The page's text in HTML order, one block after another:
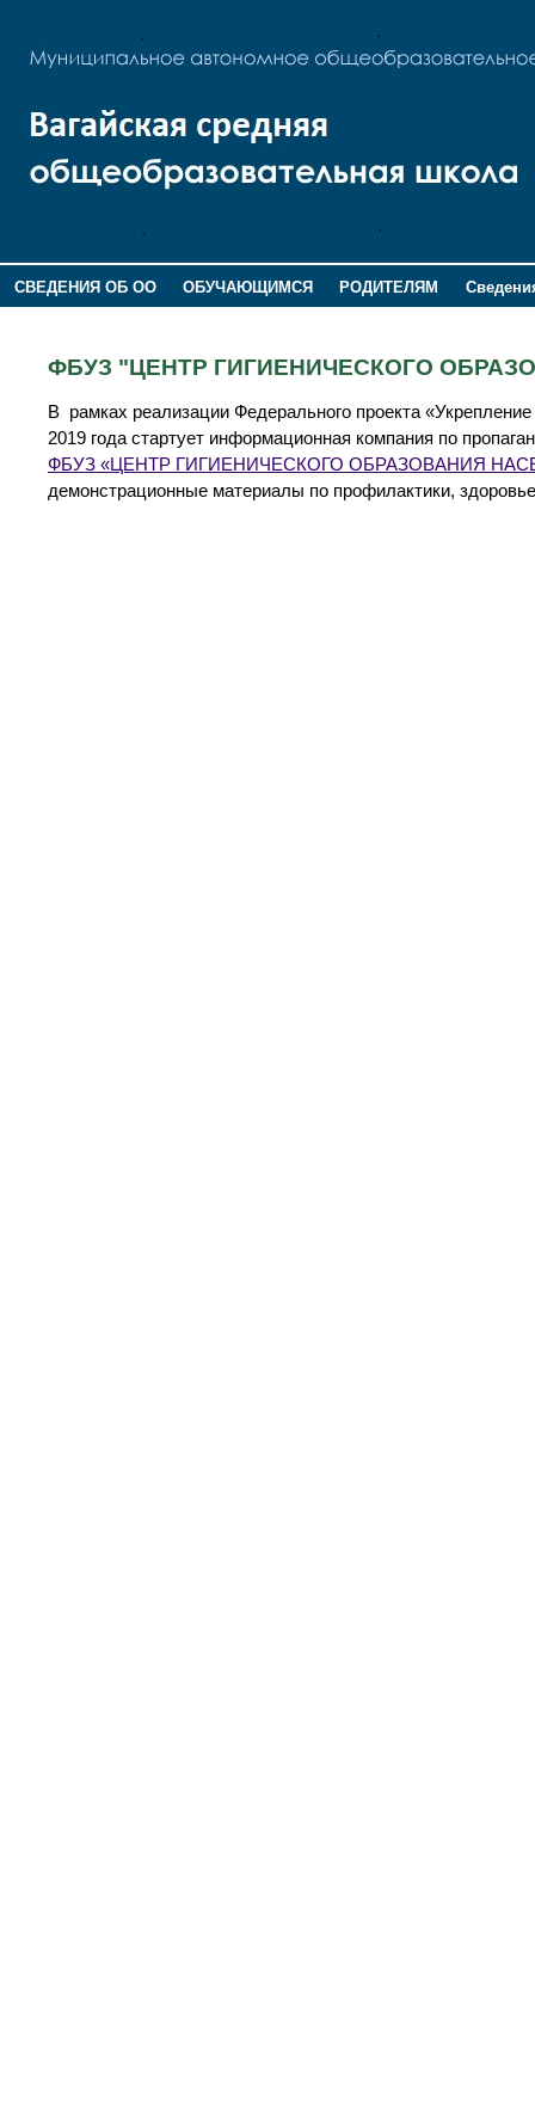
СВЕДЕНИЯ ОБ ОО ОБУЧАЮЩИМСЯ РОДИТЕЛЯМ
ФБУЗ "ЦЕНТР ГИГИЕНИЧЕСКОГО
В рамках реализации Федерального проекта
2019 года стартует информационная компания по
ФБУЗ «ЦЕНТР ГИГИЕНИЧЕСКОГО ОБРАЗОВАНИЯ
демонстрационные материалы по профилактики,